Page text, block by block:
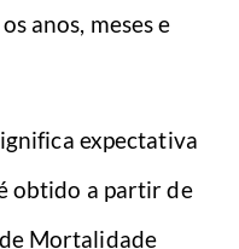
anos, meses e
expectativa
obtido a partir de
Mortalidade